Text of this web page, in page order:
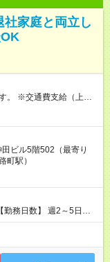
家庭と両立し
。 ※交通費支給（上限
採用時と同じです。
変動はありません。
ビル5階502（最寄り
駅）
勤務日数】 週2～5日勤
：00（休憩12:00～
養内勤務の相談もOK